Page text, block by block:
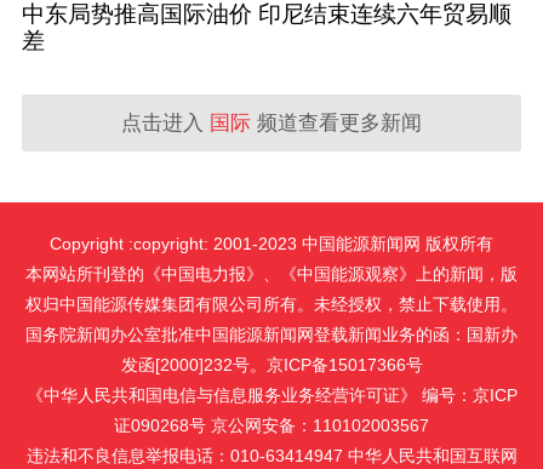
中东局势推高国际油价 印尼结束连续六年贸易顺
差
点击进入 国际 频道查看更多新闻
Copyright :copyright: 2001-2023 中国能源新闻网 版权所有
本网站所刊登的《中国电力报》、《中国能源观察》上的新闻，版
权归中国能源传媒集团有限公司所有。未经授权，禁止下载使用。
国务院新闻办公室批准中国能源新闻网登载新闻业务的函：国新办
发函[2000]232号。京ICP备15017366号
《中华人民共和国电信与信息服务业务经营许可证》 编号：京ICP
证090268号 京公网安备：110102003567
违法和不良信息举报电话：010-63414947 中华人民共和国互联网